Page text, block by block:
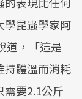
學昆蟲學家阿
道，「這是
持體溫而消耗
需要2.1公斤